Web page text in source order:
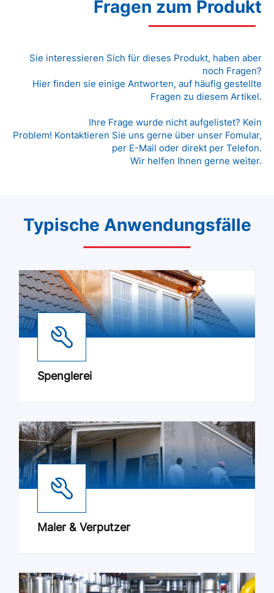
Fragen zum Produkt
Sie interessieren Sich für dieses Produkt, haben aber
noch Fragen?
Hier finden sie einige Antworten, auf häufig gestellte
Fragen zu diesem Artikel.
Ihre Frage wurde nicht aufgelistet? Kein
Problem! Kontaktieren Sie uns gerne über unser Fomular,
per E-Mail oder direkt per Telefon.
Wir helfen Ihnen gerne weiter.
Typische Anwendungsfälle
Spenglerei
Maler & Verputzer